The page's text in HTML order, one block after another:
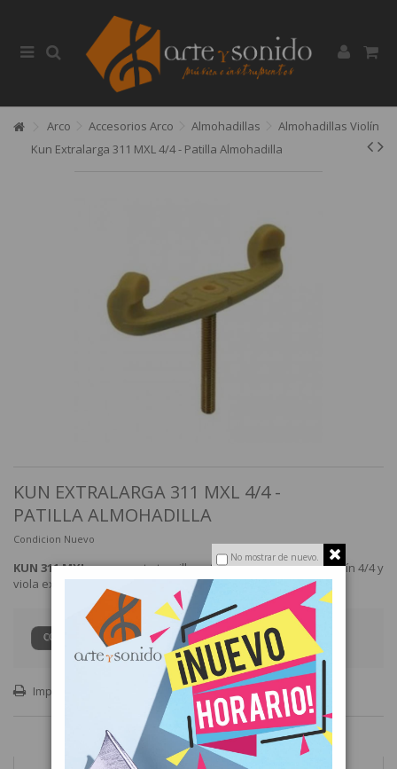
No mostrar de nuevo.
Arco Accesorios Arco Almohadillas
Almohadillas Violín
Kun Extralarga 311 MXL 4/4 - Patilla Almohadilla
KUN EXTRALARGA 311 MXL 4/4 -
PATILLA ALMOHADILLA
Condicion Nuevo
KUN 311 MXLes una pata tornillo extralargo (35 mm)para violín 4/4 y
viola excepto Voce.
CONSULTAR PRECIO
Imprimir